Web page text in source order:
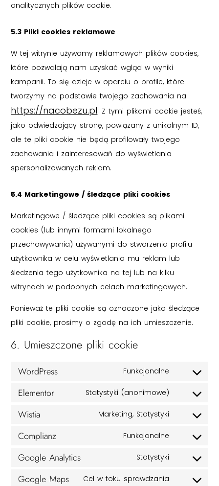
analitycznych plików cookie.
5.3 Pliki cookies reklamowe
W tej witrynie używamy reklamowych plików cookies,
które pozwalają nam uzyskać wgląd w wyniki
kampanii. To się dzieje w oparciu o profile, które
tworzymy na podstawie twojego zachowania na
https://nacobezu.pl. Z tymi plikami cookie jesteś,
jako odwiedzający stronę, powiązany z unikalnym ID,
ale te pliki cookie nie będą profilowały twojego
zachowania i zainteresowań do wyświetlania
spersonalizowanych reklam.
5.4 Marketingowe / śledzące pliki cookies
Marketingowe / śledzące pliki cookies są plikami
cookies (lub innymi formami lokalnego
przechowywania) używanymi do stworzenia profilu
użytkownika w celu wyświetlania mu reklam lub
śledzenia tego użytkownika na tej lub na kilku
witrynach w podobnych celach marketingowych.
Ponieważ te pliki cookie są oznaczone jako śledzące
pliki cookie, prosimy o zgodę na ich umieszczenie.
6. Umieszczone pliki cookie
WordPress Funkcjonalne
Elementor Statystyki (anonimowe)
Wistia Marketing, Statystyki
Complianz Funkcjonalne
Google Analytics Statystyki
Google Maps Cel w toku sprawdzania